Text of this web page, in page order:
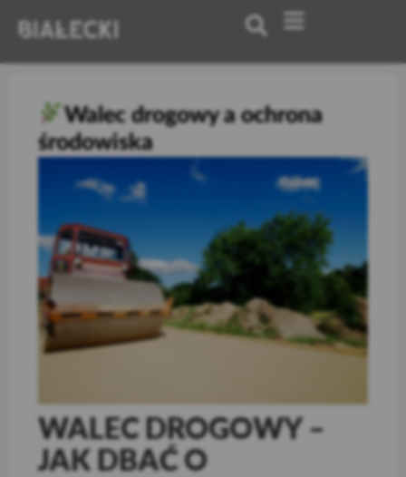
Walec drogowy a ochrona
środowiska
WALEC DROGOWY –
JAK DBAĆ O